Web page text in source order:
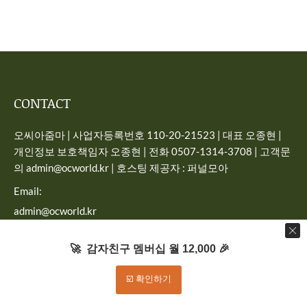
CONTACT
오씨아줌마 | 사업자등록번호 110-20-21523 | 대표 오종현 |
개인정보 보호책임자 오종현 | 전화 0507-1314-3708 | 고객문
의 admin@ocworld.kr | 호스팅 제공자 : 퍼널모아
Email:
admin@ocworld.kr
Dream-Theme — truly premium WordPress themes
🚀 감자친구 멤버십 월 12,000 🎉
☑️ 확인하기